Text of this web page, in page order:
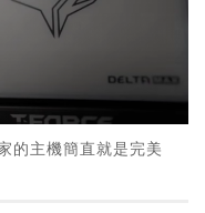
的主機簡直就是完美